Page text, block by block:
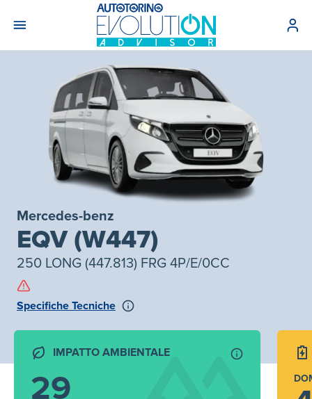
Mercedes-benz
EQV (W447)
250 LONG (447.813) FRG 4P/E/0CC
Specifiche Tecniche
IMPATTO AMBIENTALE
29